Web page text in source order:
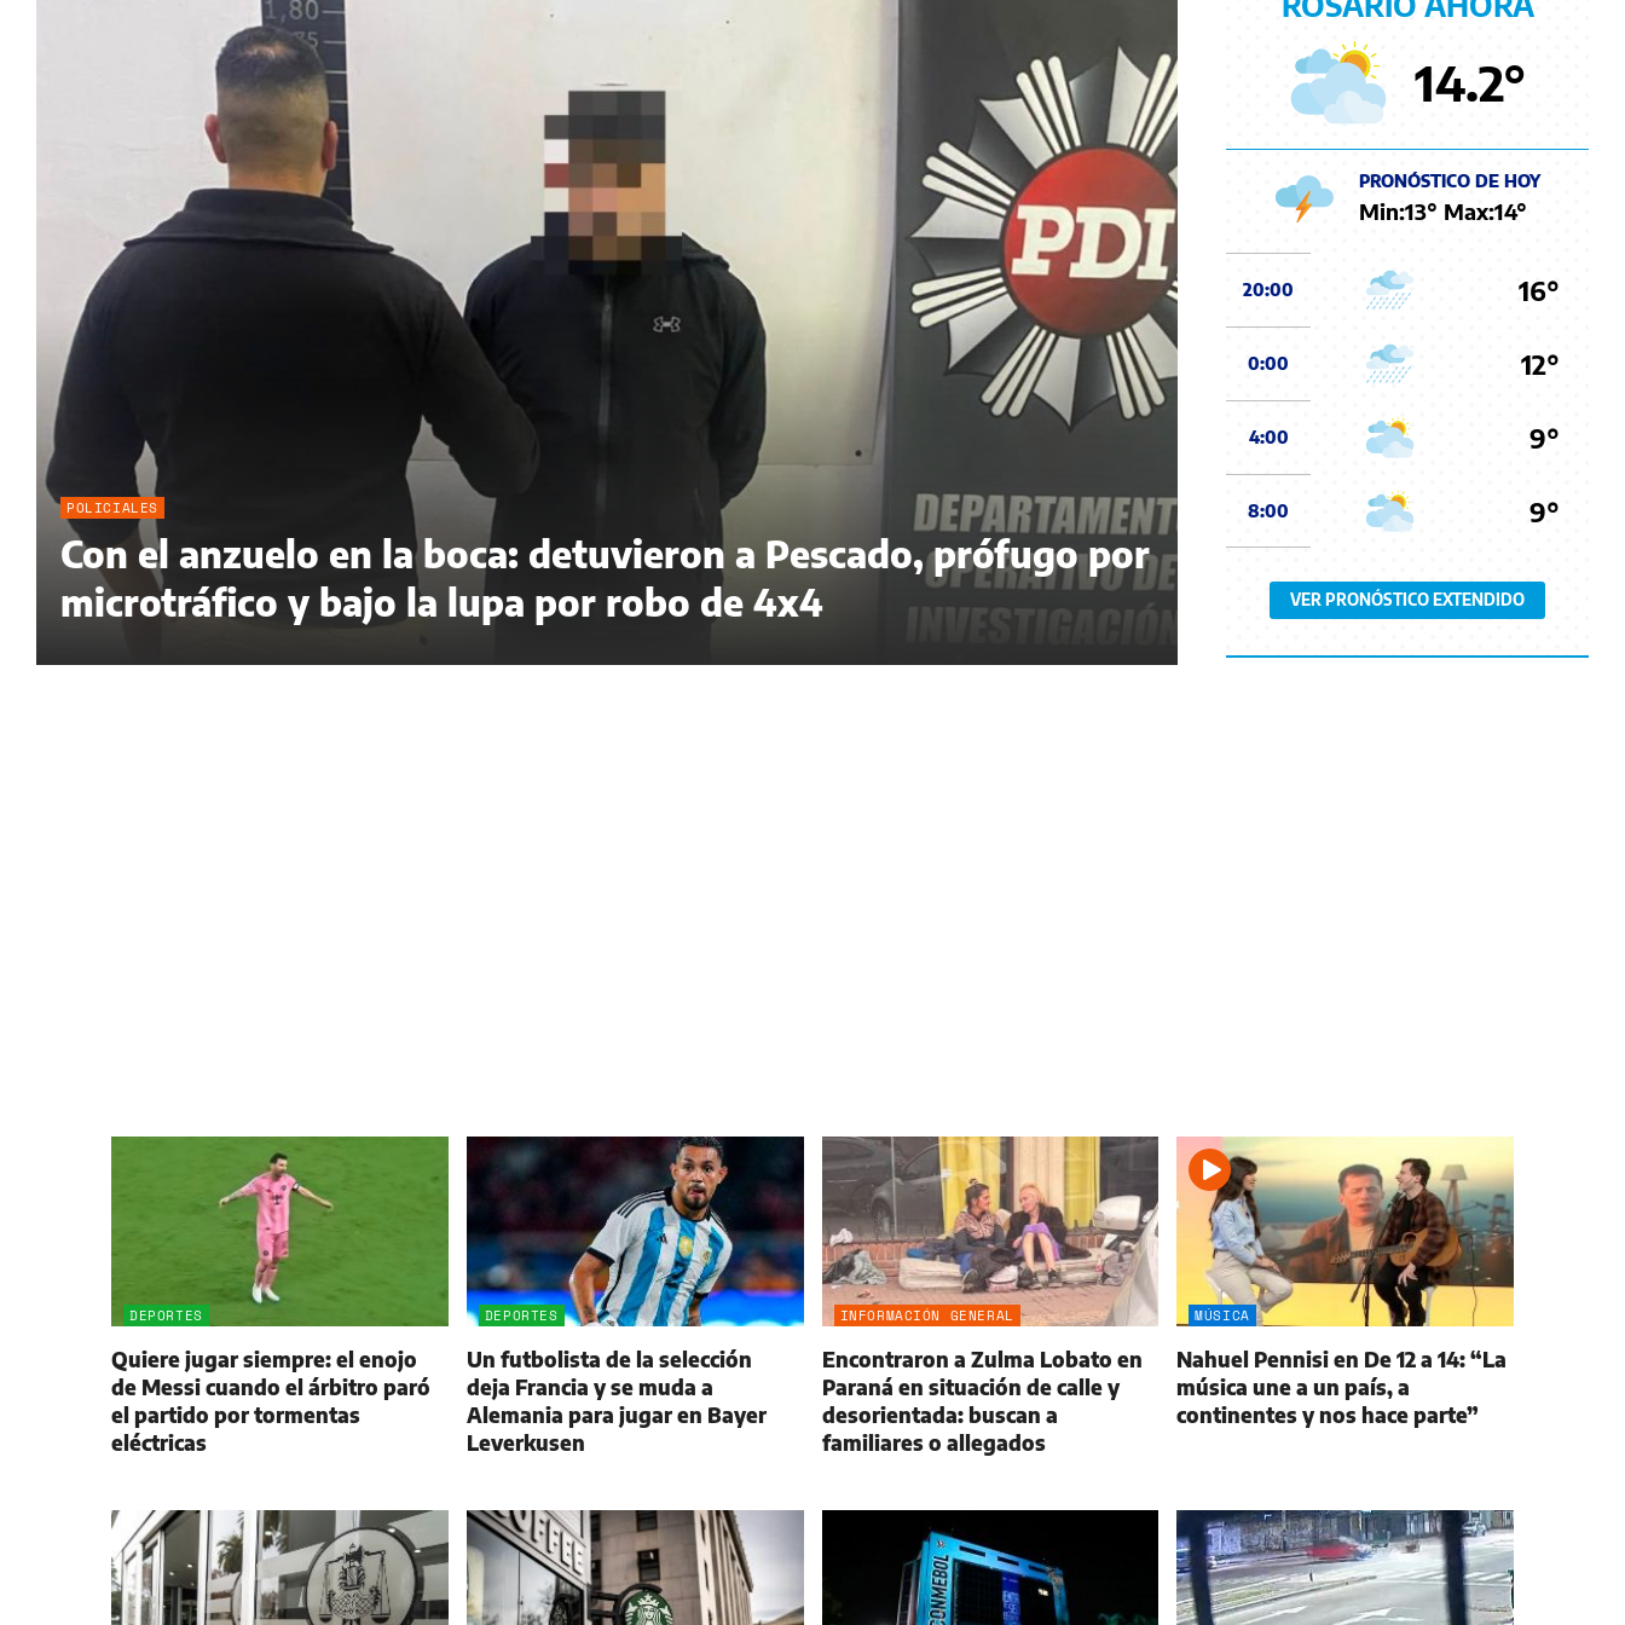
POLICIALES
Con el anzuelo en la boca: detuvieron a Pescado, prófugo por
microtráfico y bajo la lupa por robo de 4x4
14.2°
PRONÓSTICO DE HOY
Min:13° Max:14°
20:00 16°
0:00 12°
4:00 9°
8:00 9°
VER PRONÓSTICO EXTENDIDO
DEPORTES
Quiere jugar siempre: el enojo
de Messi cuando el árbitro paró
el partido por tormentas
eléctricas
DEPORTES
Un futbolista de la selección
deja Francia y se muda a
Alemania para jugar en Bayer
Leverkusen
INFORMACIÓN GENERAL
Encontraron a Zulma Lobato en
Paraná en situación de calle y
desorientada: buscan a
familiares o allegados
MÚSICA
Nahuel Pennisi en De 12 a 14: “La
música une a un país, a
continentes y nos hace parte”